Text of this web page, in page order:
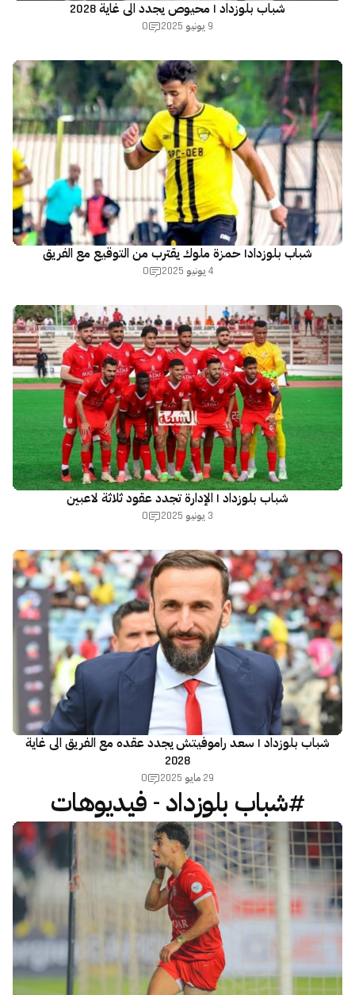
شباب بلوزداد | محيوص يجدد الى غاية 2028
9 يونيو 2025 0
شباب بلوزداد| حمزة ملوك يقترب من التوقيع مع الفريق
4 يونيو 2025 0
شباب بلوزداد | الإدارة تجدد عقود ثلاثة لاعبين
3 يونيو 2025 0
شباب بلوزداد | سعد راموفيتش يجدد عقده مع الفريق الى غاية
2028
29 مايو 2025 0
#شباب بلوزداد - فيديوهات